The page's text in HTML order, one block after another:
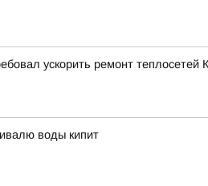
ускорить ремонт теплосетей
воды кипит